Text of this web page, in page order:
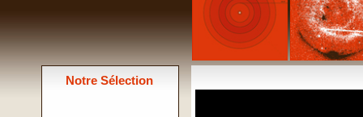
Notre Sélection